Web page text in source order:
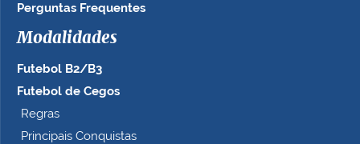
Perguntas Frequentes
Modalidades
Futebol B2/B3
Futebol de Cegos
Regras
Principais Conquistas